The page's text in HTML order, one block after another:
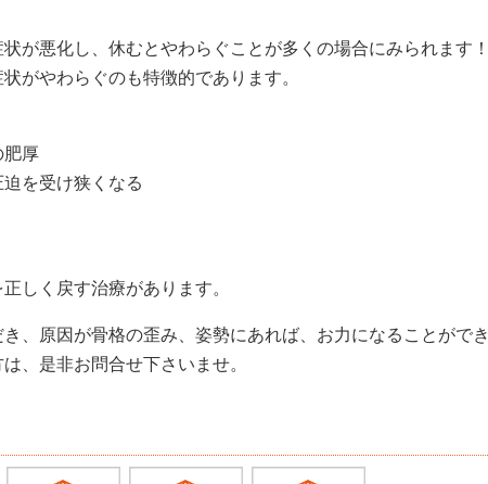
が悪化し、休むとやわらぐことが多くの場合にみられます！
がやわらぐのも特徴的であります。
肥厚
を受け狭くなる
しく戻す治療があります。
、原因が骨格の歪み、姿勢にあれば、お力になることができ
、是非お問合せ下さいませ。